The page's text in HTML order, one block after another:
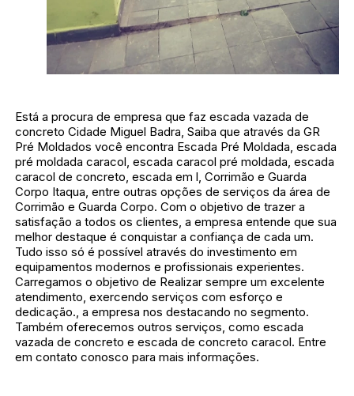
Está a procura de empresa que faz escada vazada de
concreto Cidade Miguel Badra, Saiba que através da GR
Pré Moldados você encontra Escada Pré Moldada, escada
pré moldada caracol, escada caracol pré moldada, escada
caracol de concreto, escada em l, Corrimão e Guarda
Corpo Itaqua, entre outras opções de serviços da área de
Corrimão e Guarda Corpo. Com o objetivo de trazer a
satisfação a todos os clientes, a empresa entende que sua
melhor destaque é conquistar a confiança de cada um.
Tudo isso só é possível através do investimento em
equipamentos modernos e profissionais experientes.
Carregamos o objetivo de Realizar sempre um excelente
atendimento, exercendo serviços com esforço e
dedicação., a empresa nos destacando no segmento.
Também oferecemos outros serviços, como escada
vazada de concreto e escada de concreto caracol. Entre
em contato conosco para mais informações.